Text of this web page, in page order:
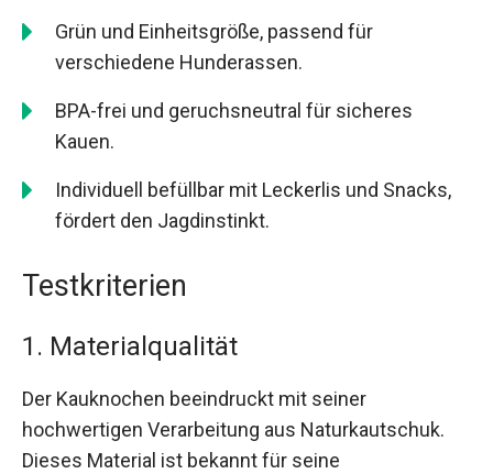
Grün und Einheitsgröße, passend für
verschiedene Hunderassen.
BPA-frei und geruchsneutral für sicheres
Kauen.
Individuell befüllbar mit Leckerlis und Snacks,
fördert den Jagdinstinkt.
Testkriterien
1. Materialqualität
Der Kauknochen beeindruckt mit seiner
hochwertigen Verarbeitung aus Naturkautschuk.
Dieses Material ist bekannt für seine